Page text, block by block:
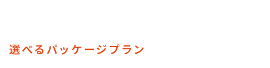
選べるパッケージプラン